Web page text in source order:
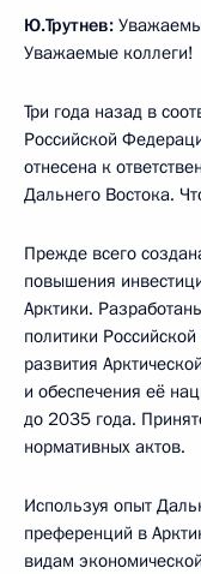
Ю.Трутнев:
Уважаемые коллеги!
Три года назад в
Российской
отнесена к
Дальнего Востока.
Прежде всего
повышения
Арктики.
политики
развития
и обеспечения её
до 2035 года.
нормативных актов.
Используя опыт
преференций в
видам